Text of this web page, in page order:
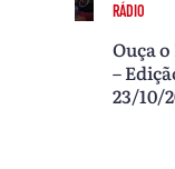
RÁDIO
Ouça
–
23/10/